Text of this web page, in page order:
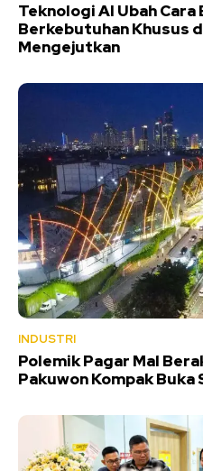
Teknologi AI Ubah Cara
Berkebutuhan Khusus
Mengejutkan
INDUSTRI
Polemik Pagar Mal
Pakuwon Kompak Buka